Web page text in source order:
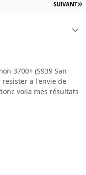
SUIVANT
3700+ (S939 San
resister a l'envie de
voila mes résultats